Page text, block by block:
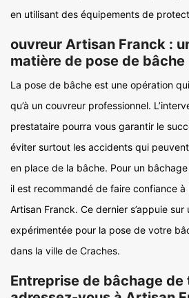
en utilisant des équipements de
ouvreur Artisan Franck :
matière de pose de bâche
La pose de bâche est une opération
qu’à un couvreur professionnel.
prestataire pourra vous garantir le
éviter surtout les accidents qui
en place de la bâche. Pour un bâchage
il est recommandé de faire confiance à
Artisan Franck. Ce dernier s’appuie sur
expérimentée pour la pose de votre
dans la ville de Craches.
Entreprise de bâchage de